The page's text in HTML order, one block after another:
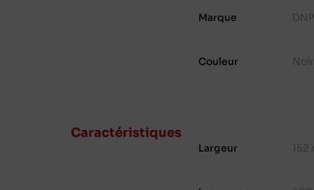
Marque
Couleur Noir
Caractéristiques
Largeur 152